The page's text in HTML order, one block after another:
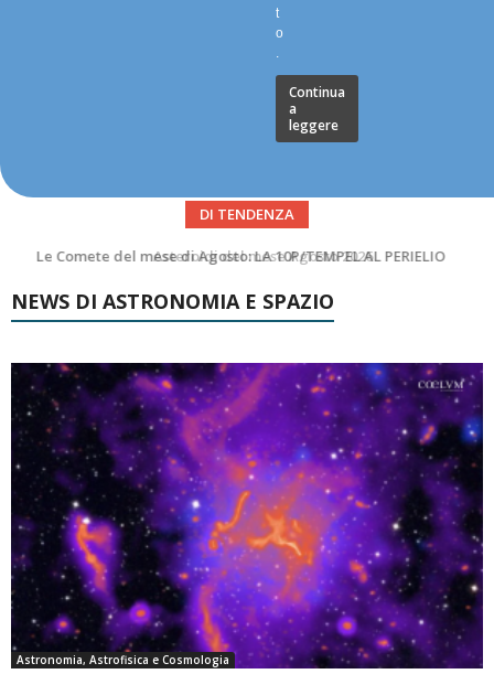
t
o
.
Continua
a
leggere
DI TENDENZA
Asteroidi del mese Agosto 2026
NEWS DI ASTRONOMIA E SPAZIO
Astronomia, Astrofisica e Cosmologia